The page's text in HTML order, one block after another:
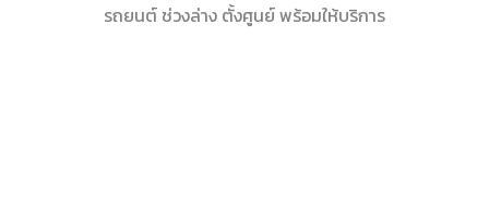
รถยนต์ ช่วงล่าง ตั้งศูนย์ พร้อมให้บริการ